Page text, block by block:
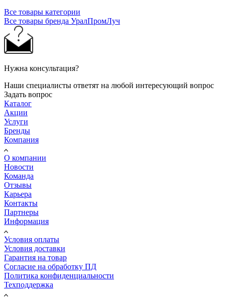
Все товары категории
Все товары бренда УралПромЛуч
Нужна консультация?
Наши специалисты ответят на любой интересующий вопрос
Задать вопрос
Каталог
Акции
Услуги
Бренды
Компания
О компании
Новости
Команда
Отзывы
Карьера
Контакты
Партнеры
Информация
Условия оплаты
Условия доставки
Гарантия на товар
Согласие на обработку ПД
Политика конфиденциальности
Техподдержка